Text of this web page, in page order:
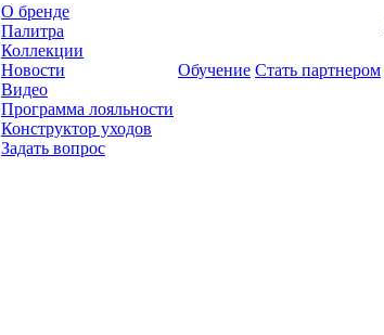
О бренде
Палитра
Коллекции
Новости
Видео
Программа лояльности
Конструктор уходов
Задать вопрос
Обучение Стать партнером